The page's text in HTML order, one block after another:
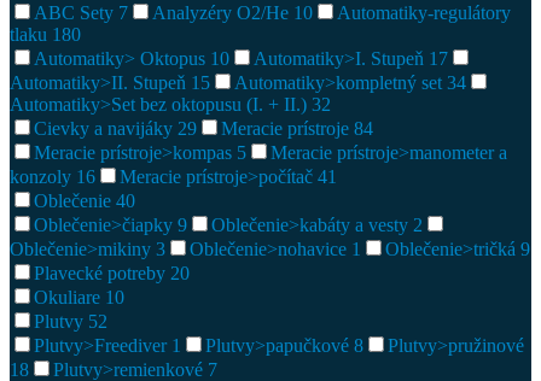
ABC Sety 7 Analyzéry O2/He 10
Automatiky-regulátory
tlaku 180
Automatiky> Oktopus 10 Automatiky>I. Stupeň 17
Automatiky>II. Stupeň 15 Automatiky>kompletný set 34
Automatiky>Set bez oktopusu (I. + II.) 32
Cievky a navijáky 29 Meracie prístroje 84
Meracie prístroje>kompas 5
Meracie prístroje>manometer a
konzoly 16 Meracie prístroje>počítač 41
Oblečenie 40
Oblečenie>čiapky 9 Oblečenie>kabáty a vesty 2
Oblečenie>mikiny 3 Oblečenie>nohavice 1 Oblečenie>tričká 9
Plavecké potreby 20
Okuliare 10
Plutvy 52
Plutvy>Freediver 1 Plutvy>papučkové 8
Plutvy>pružinové
18
Plutvy>remienkové 7